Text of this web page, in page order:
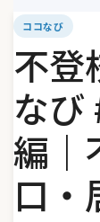
ココなび
不登
なび
編｜
口・